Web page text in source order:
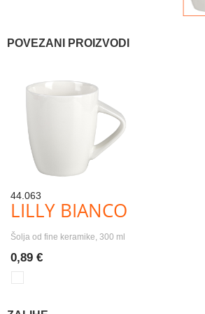
POVEZANI PROIZVODI
44.063
LILLY BIANCO
Šolja od fine keramike, 300 ml
0,89 €